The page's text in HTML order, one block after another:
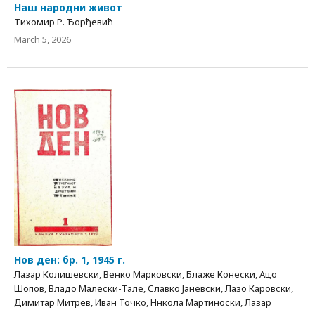
Наш народни живот
Тихомир Р. Ђорђевић
March 5, 2026
Нов ден: бр. 1, 1945 г.
Лазар Колишевски, Венко Марковски, Блаже Конески, Ацо
Шопов, Владо Малески-Тале, Славко Јаневски, Лазо Каровски,
Димитар Митрев, Иван Точко, Ннкола Мартиноски, Лазар